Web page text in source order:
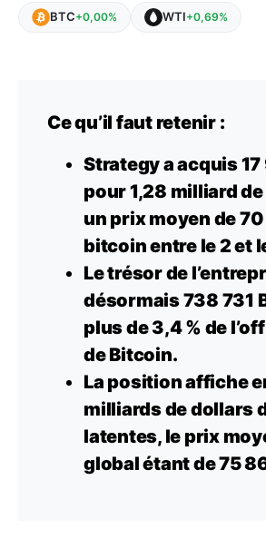
BTC+0,00% WTI+0,69%
Ce qu’il faut retenir :
Strategy a acquis 17
pour 1,28 milliard
un prix moyen de
bitcoin entre le 2 et
Le trésor de
désormais 738 731
plus de 3,4 % de
de Bitcoin.
La position affiche
milliards dedollars
latentes, le prix
global étant de 75